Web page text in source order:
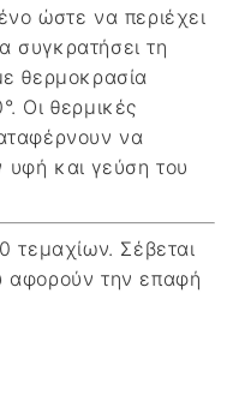
ώστε να περιέχει
συγκρατήσει τη
θερμοκρασία
Οι θερμικές
να
και γεύση του
τεμαχίων. Σέβεται
αφορούν την επαφή